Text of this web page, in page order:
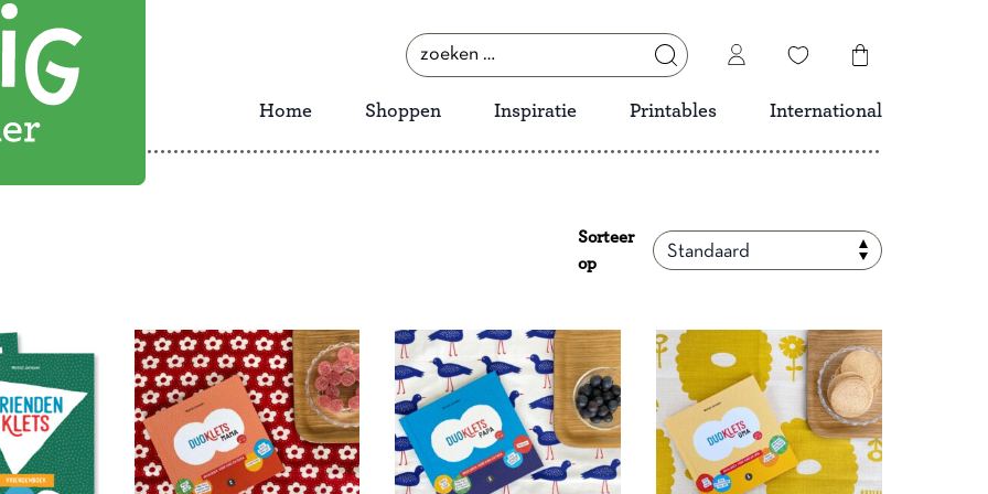
zoeken
naar:
Home Shoppen Inspiratie Printables International
Sorteer
op